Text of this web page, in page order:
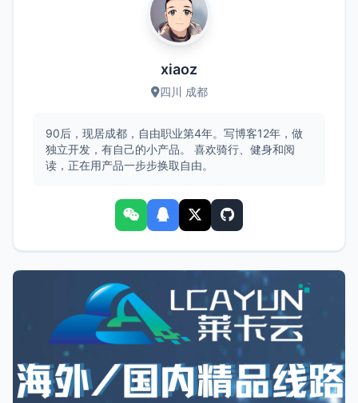
xiaoz
四川 成都
90后，现居成都，自由职业第4年。写博客12年，做
独立开发，有自己的小产品。 喜欢骑行、健身和阅
读，正在用产品一步步换取自由。